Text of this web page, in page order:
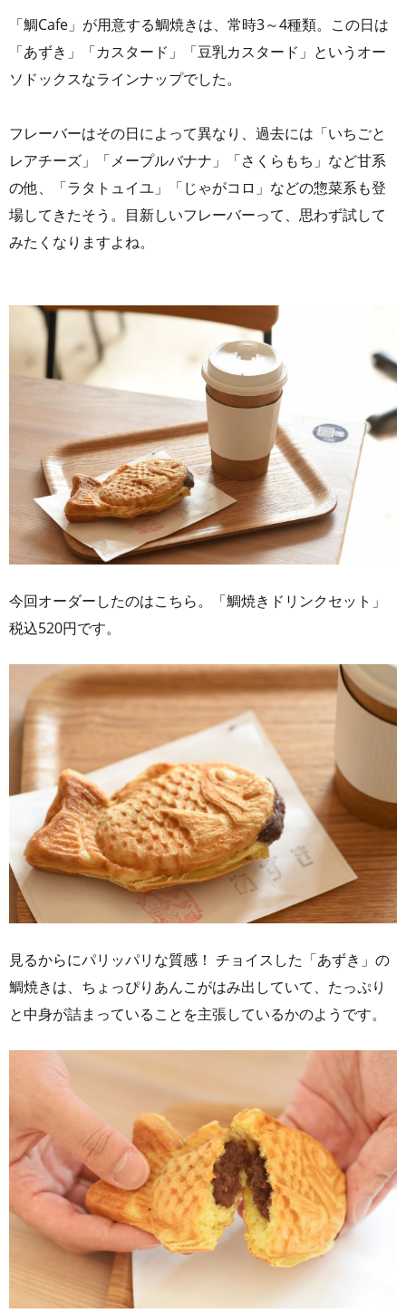
「鯛Cafe」が用意する鯛焼きは、常時3～4種類。この日は
「あずき」「カスタード」「豆乳カスタード」というオー
ソドックスなラインナップでした。
フレーバーはその日によって異なり、過去には「いちごと
レアチーズ」「メープルバナナ」「さくらもち」など甘系
の他、「ラタトュイユ」「じゃがコロ」などの惣菜系も登
場してきたそう。目新しいフレーバーって、思わず試して
みたくなりますよね。
今回オーダーしたのはこちら。「鯛焼きドリンクセット」
税込520円です。
見るからにパリッパリな質感！ チョイスした「あずき」の
鯛焼きは、ちょっぴりあんこがはみ出していて、たっぷり
と中身が詰まっていることを主張しているかのようです。